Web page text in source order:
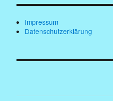
Impressum
Datenschutzerklärung